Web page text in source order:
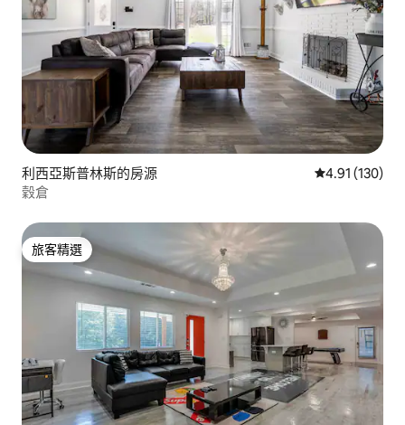
利西亞斯普林斯的房源 從 130 則評價
4.91 (130)
穀倉
旅客精選
旅客精選